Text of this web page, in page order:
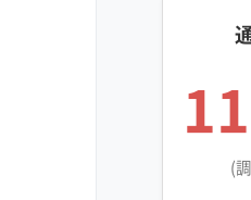
が最も確実な方法
(